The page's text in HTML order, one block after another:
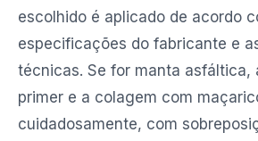
escolhido é aplicado de acordo
especificações do fabricante e
técnicas. Se for manta asfáltica,
primer e a colagem com
cuidadosamente, com